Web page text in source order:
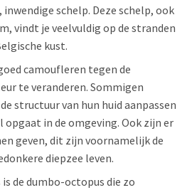
schelp. Deze schelp, ook
vindt je veelvuldig op de stranden
kust.
camoufleren tegen de
te veranderen. Sommigen
structuur van hun huid aanpassen
opgaat in de omgeving. Ook zijn er
geven, dit zijn voornamelijk de
diepzee leven.
de dumbo-octopus die zo